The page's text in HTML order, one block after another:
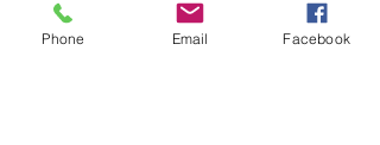
Phone Email Facebook